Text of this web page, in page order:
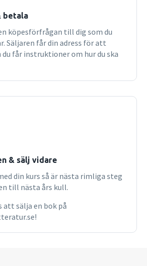
betala
köpesförfrågan till dig som du
Säljaren får din adress för att
du får instruktioner om hur du ska
& sälj vidare
din kurs så är nästa rimliga steg
till nästa års kull.
sälja en bok på